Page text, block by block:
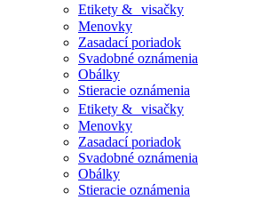
Etikety & visačky
Menovky
Zasadací poriadok
Svadobné oznámenia
Obálky
Stieracie oznámenia
Etikety & visačky
Menovky
Zasadací poriadok
Svadobné oznámenia
Obálky
Stieracie oznámenia